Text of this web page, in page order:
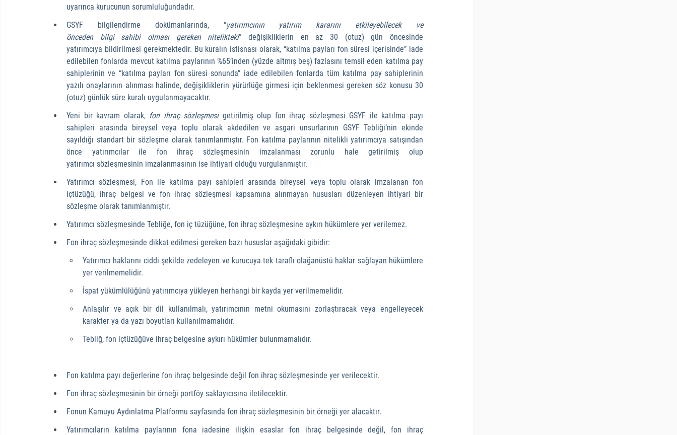
uyarınca kurucunun sorumluluğundadır.
GSYF bilgilendirme dokümanlarında, “yatırımcının yatırım kararını etkileyebilecek ve
önceden bilgi sahibi olması gereken nitelikteki” değişikliklerin en az 30 (otuz) gün öncesinde
yatırımcıya bildirilmesi gerekmektedir. Bu kuralın istisnası olarak, “katılma payları fon süresi içerisinde” iade
edilebilen fonlarda mevcut katılma paylarının %65’inden (yüzde altmış beş) fazlasını temsil eden katılma pay
sahiplerinin ve “katılma payları fon süresi sonunda” iade edilebilen fonlarda tüm katılma pay sahiplerinin
yazılı onaylarının alınması halinde, değişikliklerin yürürlüğe girmesi için beklenmesi gereken söz konusu 30
(otuz) günlük süre kuralı uygulanmayacaktır.
Yeni bir kavram olarak, fon ihraç sözleşmesi getirilmiş olup fon ihraç sözleşmesi GSYF ile katılma payı
sahipleri arasında bireysel veya toplu olarak akdedilen ve asgari unsurlarının GSYF Tebliği’nin ekinde
sayıldığı standart bir sözleşme olarak tanımlanmıştır. Fon katılma paylarının nitelikli yatırımcıya satışından
önce yatırımcılar ile fon ihraç sözleşmesinin imzalanması zorunlu hale getirilmiş olup
yatırımcı sözleşmesinin imzalanmasının ise ihtiyari olduğu vurgulanmıştır.
Yatırımcı sözleşmesi, Fon ile katılma payı sahipleri arasında bireysel veya toplu olarak imzalanan fon
içtüzüğü, ihraç belgesi ve fon ihraç sözleşmesi kapsamına alınmayan hususları düzenleyen ihtiyari bir
sözleşme olarak tanımlanmıştır.
Yatırımcı sözleşmesinde Tebliğe, fon iç tüzüğüne, fon ihraç sözleşmesine aykırı hükümlere yer verilemez.
Fon ihraç sözleşmesinde dikkat edilmesi gereken bazı hususlar aşağıdaki gibidir:
Yatırımcı haklarını ciddi şekilde zedeleyen ve kurucuya tek taraflı olağanüstü haklar sağlayan hükümlere
yer verilmemelidir.
­İspat yükümlülüğünü yatırımcıya yükleyen herhangi bir kayda yer verilmemelidir.
­Anlaşılır ve açık bir dil kullanılmalı, yatırımcının metni okumasını zorlaştıracak veya engelleyecek
karakter ya da yazı boyutları kullanılmamalıdır.
Tebliğ, fon içtüzüğüve ihraç belgesine aykırı hükümler bulunmamalıdır.
Fon katılma payı değerlerine fon ihraç belgesinde değil fon ihraç sözleşmesinde yer verilecektir.
Fon ihraç sözleşmesinin bir örneği portföy saklayıcısına iletilecektir.
Fonun Kamuyu Aydınlatma Platformu sayfasında fon ihraç sözleşmesinin bir örneği yer alacaktır.
Yatırımcıların katılma paylarının fona iadesine ilişkin esaslar fon ihraç belgesinde değil, fon ihraç